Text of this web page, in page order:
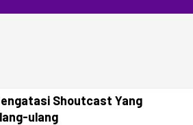
Shoutcast Yang
ulang